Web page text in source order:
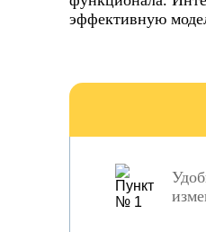
эффективную